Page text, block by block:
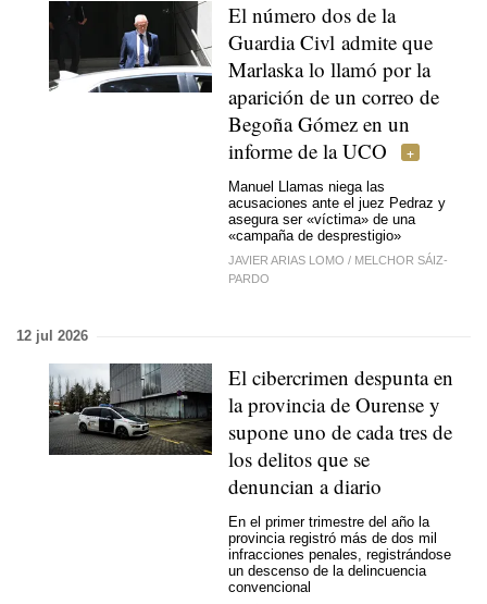
El número dos de la
Guardia Civl admite que
Marlaska lo llamó por la
aparición de un correo de
Begoña Gómez en un
informe de la UCO
Manuel Llamas niega las
acusaciones ante el juez Pedraz y
asegura ser «víctima» de una
«campaña de desprestigio»
JAVIER ARIAS LOMO / MELCHOR SÁIZ-
PARDO
12 jul 2026
El cibercrimen despunta en
la provincia de Ourense y
supone uno de cada tres de
los delitos que se
denuncian a diario
En el primer trimestre del año la
provincia registró más de dos mil
infracciones penales, registrándose
un descenso de la delincuencia
convencional